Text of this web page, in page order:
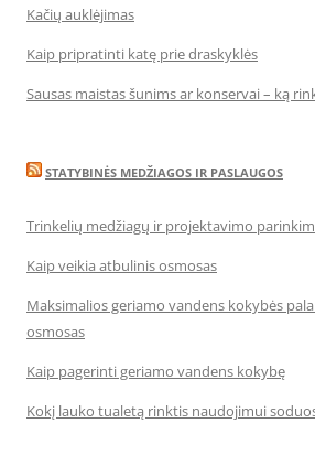
Kačių auklėjimas
Kaip pripratinti katę prie draskyklės
Sausas maistas šunims ar konservai – ką
STATYBINĖS MEDŽIAGOS IR PASLAUGOS
Trinkelių medžiagų ir projektavimo
Kaip veikia atbulinis osmosas
Maksimalios geriamo vandens kokybės
osmosas
Kaip pagerinti geriamo vandens kokybę
Kokį lauko tualetą rinktis naudojimui